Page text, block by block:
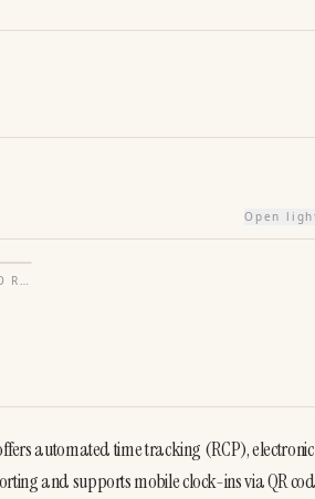
Open
automated time tracking (RCP), electronic
and supports mobile clock-ins via QR